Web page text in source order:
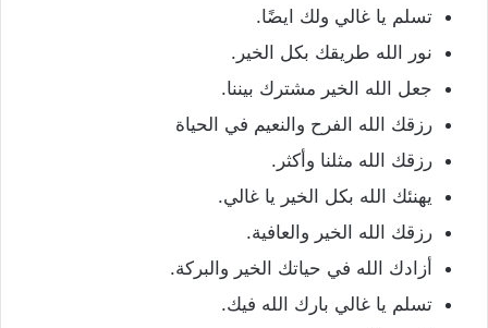
تسلم يا غالي ولك ايضًا.
نور الله طريقك بكل الخير.
جعل الله الخير مشترك بيننا.
رزقك الله الفرح والنعيم في الحياة
رزقك الله مثلنا وأكثر.
يهنئك الله بكل الخير يا غالي.
رزقك الله الخير والعافية.
أزادك الله في حياتك الخير والبركة.
تسلم يا غالي بارك الله فيك.